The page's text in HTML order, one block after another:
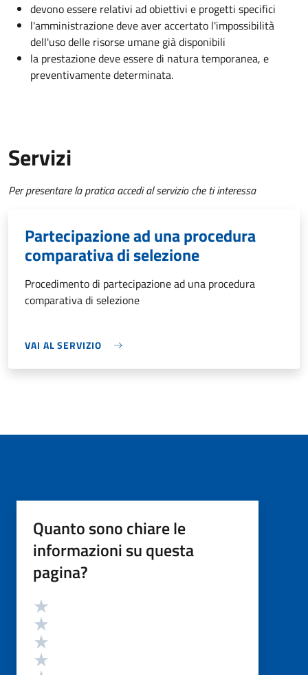
devono essere relativi ad obiettivi e progetti specifici
l'amministrazione deve aver accertato l'impossibilità
dell'uso delle risorse umane già disponibili
la prestazione deve essere di natura temporanea, e
preventivamente determinata.
Servizi
Per presentare la pratica accedi al servizio che ti interessa
Partecipazione ad una procedura
comparativa di selezione
Procedimento di partecipazione ad una procedura
comparativa di selezione
VAI AL SERVIZIO
Quanto sono chiare le
informazioni su questa
pagina?
Valutazione